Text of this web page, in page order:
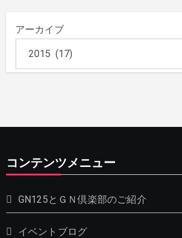
アーカイブ
コンテンツメニュー
GN125とＧＮ倶楽部のご紹介
イベントブログ